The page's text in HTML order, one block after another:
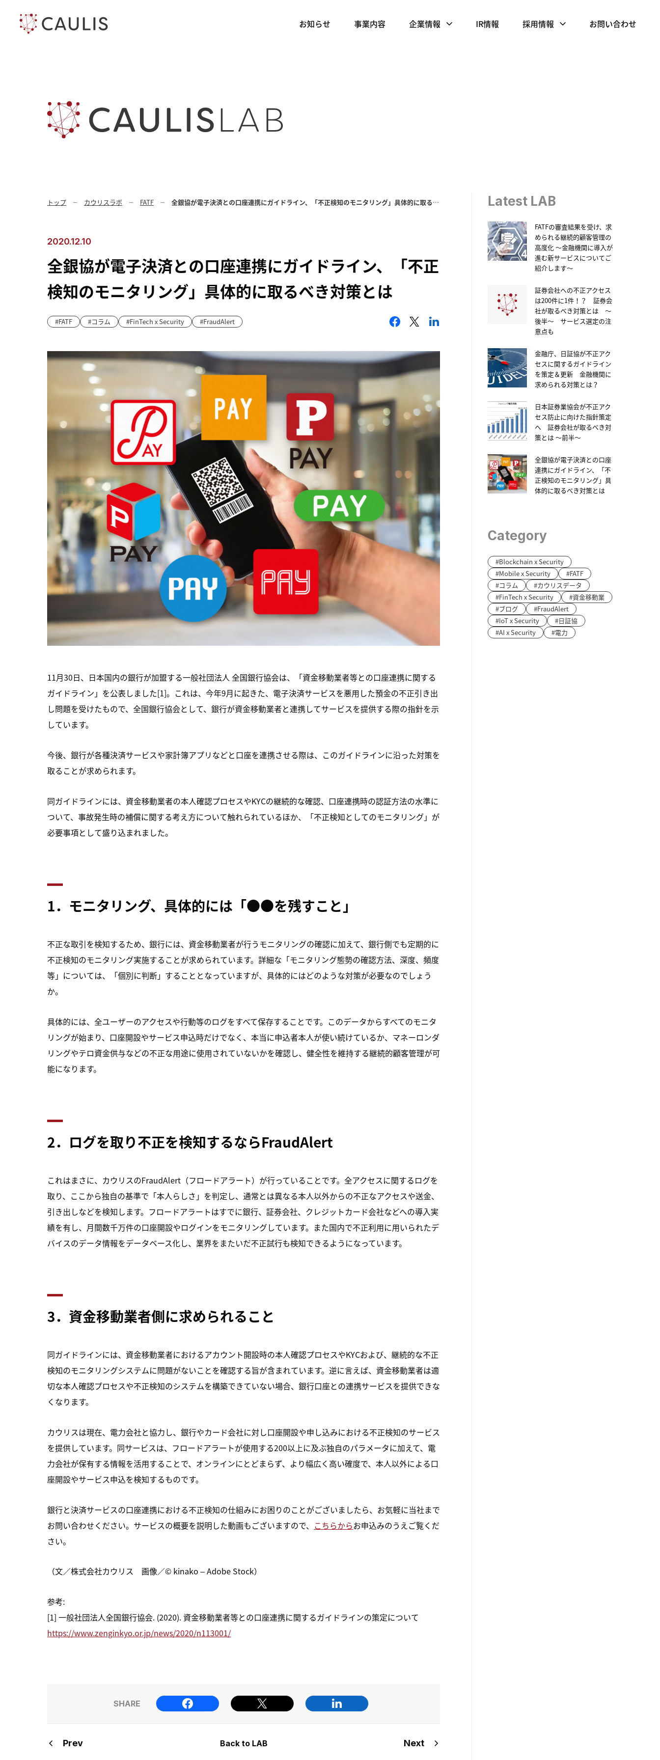
お知らせ 事業内容 企業情報 IR情報 採用情報 お問い合わせ
トップ カウリスラボ FATF 全銀協が電子決済との口座連携にガイドライン、「不正検知のモニタリング」具体的に取るべき対策とは
2020.12.10
全銀協が電子決済との口座連携にガイドライン、「不正
検知のモニタリング」具体的に取るべき対策とは
FATF コラム FinTech x Security FraudAlert
11月30日、日本国内の銀行が加盟する一般社団法人 全国銀行協会は、「資金移動業者等との口座連携に関する
ガイドライン」を公表しました[1]。これは、今年9月に起きた、電子決済サービスを悪用した預金の不正引き出
し問題を受けたもので、全国銀行協会として、銀行が資金移動業者と連携してサービスを提供する際の指針を示
しています。
今後、銀行が各種決済サービスや家計簿アプリなどと口座を連携させる際は、このガイドラインに沿った対策を
取ることが求められます。
同ガイドラインには、資金移動業者の本人確認プロセスやKYCの継続的な確認、口座連携時の認証方法の水準に
ついて、事故発生時の補償に関する考え方について触れられているほか、「不正検知としてのモニタリング」が
必要事項として盛り込まれました。
1．モニタリング、具体的には「●●を残すこと」
不正な取引を検知するため、銀行には、資金移動業者が行うモニタリングの確認に加えて、銀行側でも定期的に
不正検知のモニタリング実施することが求められています。詳細な「モニタリング態勢の確認方法、深度、頻度
等」については、「個別に判断」することとなっていますが、具体的にはどのような対策が必要なのでしょう
か。
具体的には、全ユーザーのアクセスや行動等のログをすべて保存することです。このデータからすべてのモニタ
リングが始まり、口座開設やサービス申込時だけでなく、本当に申込者本人が使い続けているか、マネーロンダ
リングやテロ資金供与などの不正な用途に使用されていないかを確認し、健全性を維持する継続的顧客管理が可
能になります。
2．ログを取り不正を検知するならFraudAlert
これはまさに、カウリスのFraudAlert（フロードアラート）が行っていることです。全アクセスに関するログを
取り、ここから独自の基準で「本人らしさ」を判定し、通常とは異なる本人以外からの不正なアクセスや送金、
引き出しなどを検知します。フロードアラートはすでに銀行、証券会社、クレジットカード会社などへの導入実
績を有し、月間数千万件の口座開設やログインをモニタリングしています。また国内で不正利用に用いられたデ
バイスのデータ情報をデータベース化し、業界をまたいだ不正試行も検知できるようになっています。
3．資金移動業者側に求められること
同ガイドラインには、資金移動業者におけるアカウント開設時の本人確認プロセスやKYCおよび、継続的な不正
検知のモニタリングシステムに問題がないことを確認する旨が含まれています。逆に言えば、資金移動業者は適
切な本人確認プロセスや不正検知のシステムを構築できていない場合、銀行口座との連携サービスを提供できな
くなります。
カウリスは現在、電力会社と協力し、銀行やカード会社に対し口座開設や申し込みにおける不正検知のサービス
を提供しています。同サービスは、フロードアラートが使用する200以上に及ぶ独自のパラメータに加えて、電
力会社が保有する情報を活用することで、オンラインにとどまらず、より幅広く高い確度で、本人以外による口
座開設やサービス申込を検知するものです。
銀行と決済サービスの口座連携における不正検知の仕組みにお困りのことがございましたら、お気軽に当社まで
お問い合わせください。サービスの概要を説明した動画もございますので、 こちらからお申込みのうえご覧くだ
さい。
（文／株式会社カウリス 画像／© kinako – Adobe Stock）
参考:
[1] 一般社団法人全国銀行協会. (2020). 資金移動業者等との口座連携に関するガイドラインの策定について
https://www.zenginkyo.or.jp/news/2020/n113001/
SHARE
Prev Back to LAB Next
Latest LAB
FATFの審査結果を受け、求
められる継続的顧客管理の
高度化 ～金融機関に導入が
進む新サービスについてご
紹介します～
証券会社への不正アクセス
は200件に1件！？ 証券会
社が取るべき対策とは ～
後半～ サービス選定の注
意点も
金融庁、日証協が不正アク
セスに関するガイドライン
を策定＆更新 金融機関に
求められる対策とは？
日本証券業協会が不正アク
セス防止に向けた指針策定
へ 証券会社が取るべき対
策とは ～前半～
全銀協が電子決済との口座
連携にガイドライン、「不
正検知のモニタリング」具
体的に取るべき対策とは
Category
Blockchain x Security
Mobile x Security
FATF
コラム
カウリスデータ
FinTech x Security
資金移動業
ブログ
FraudAlert
IoT x Security
日証協
AI x Security
電力